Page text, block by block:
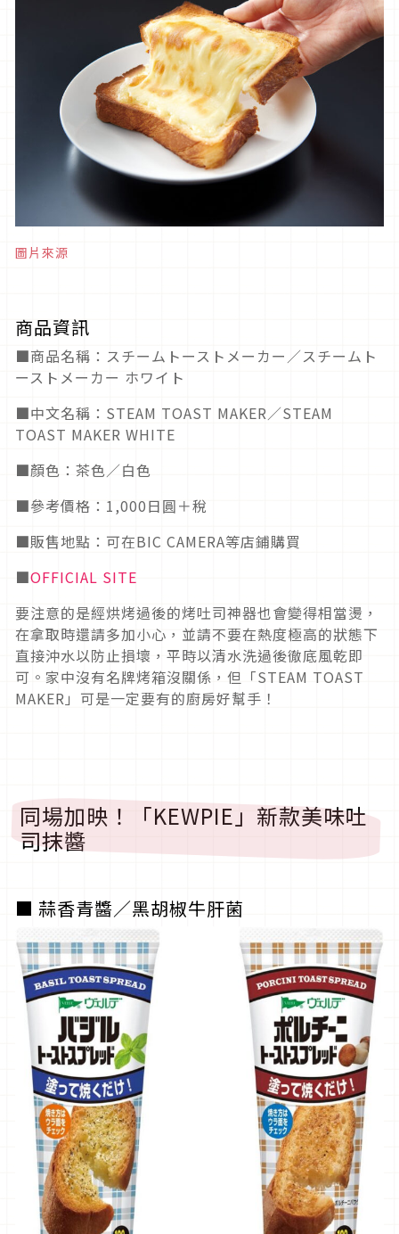
圖片來源
商品資訊
■商品名稱：スチームトーストメーカー／スチームト
ーストメーカー ホワイト
■中文名稱：STEAM TOAST MAKER／STEAM
TOAST MAKER WHITE
■顏色：茶色／白色
■參考價格：1,000日圓＋稅
■販售地點：可在BIC CAMERA等店鋪購買
■OFFICIAL SITE
要注意的是經烘烤過後的烤吐司神器也會變得相當燙，
在拿取時還請多加小心，並請不要在熱度極高的狀態下
直接沖水以防止損壞，平時以清水洗過後徹底風乾即
可。家中沒有名牌烤箱沒關係，但「STEAM TOAST
MAKER」可是一定要有的廚房好幫手！
同場加映！「KEWPIE」新款美味吐
司抹醬
■ 蒜香青醬／黑胡椒牛肝菌